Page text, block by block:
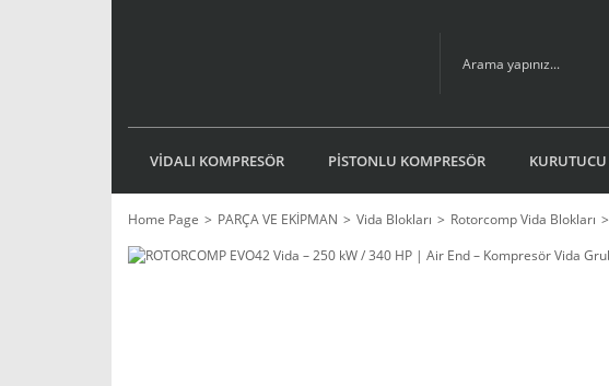
VİDALI KOMPRESÖR PİSTONLU KOMPRESÖR KURUTUCU
Home Page PARÇA VE EKİPMAN Vida Blokları Rotorcomp Vida Blokları